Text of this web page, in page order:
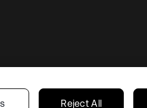
定 あなたのプライバシーの選択
Reject All